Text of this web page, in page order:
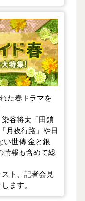
た春ドラマを
谷将太「田鎖
月夜行路」や日
い世傳 金と銀
情報も含めて総
ト、記者会見
ます。